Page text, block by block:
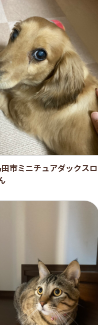
市ミニチュアダックスロ